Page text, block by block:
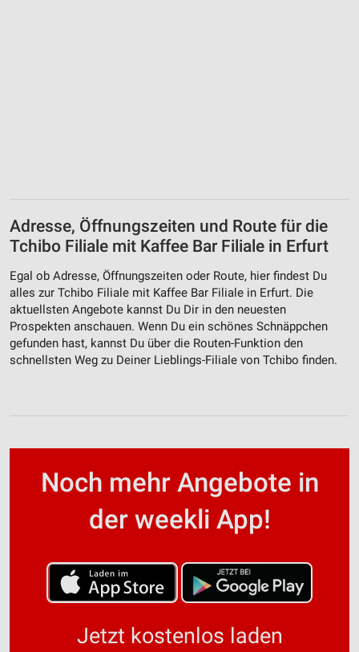
Adresse, Öffnungszeiten und Route für die
Tchibo Filiale mit Kaffee Bar Filiale in Erfurt
Egal ob Adresse, Öffnungszeiten oder Route, hier findest Du
alles zur Tchibo Filiale mit Kaffee Bar Filiale in Erfurt. Die
aktuellsten Angebote kannst Du Dir in den neuesten
Prospekten anschauen. Wenn Du ein schönes Schnäppchen
gefunden hast, kannst Du über die Routen-Funktion den
schnellsten Weg zu Deiner Lieblings-Filiale von Tchibo finden.
Noch mehr Angebote in
der weekli App!
Jetzt kostenlos laden